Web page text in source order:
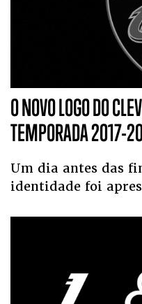
O NOVO LOGO DO
TEMPORADA 2017-
Um dia antes das
identidade foi